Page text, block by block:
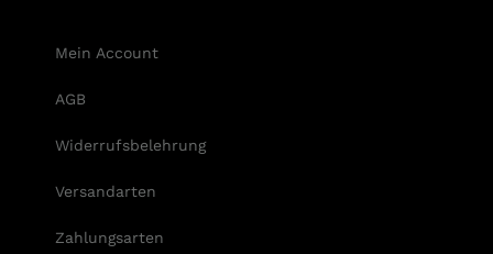
Mein Account
AGB
Widerrufsbelehrung
Versandarten
Zahlungsarten